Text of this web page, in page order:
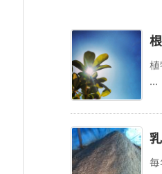
...